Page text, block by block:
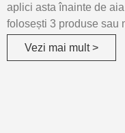
aplici asta înainte de
folosești 3 produse sau
Vezi mai mult >